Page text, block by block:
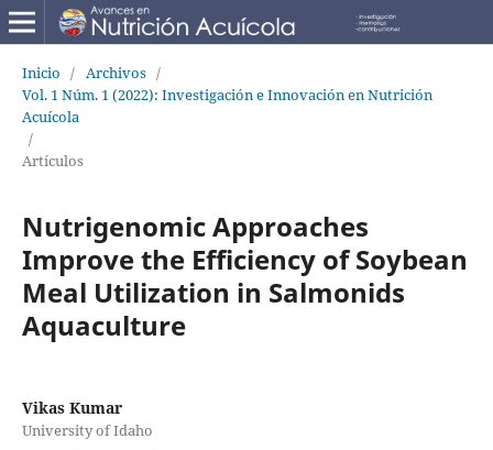
Inicio / Archivos /
Vol. 1 Núm. 1 (2022): Investigación e Innovación en Nutrición
Acuícola
/
Artículos
Nutrigenomic Approaches
Improve the Efficiency of Soybean
Meal Utilization in Salmonids
Aquaculture
Vikas Kumar
University of Idaho